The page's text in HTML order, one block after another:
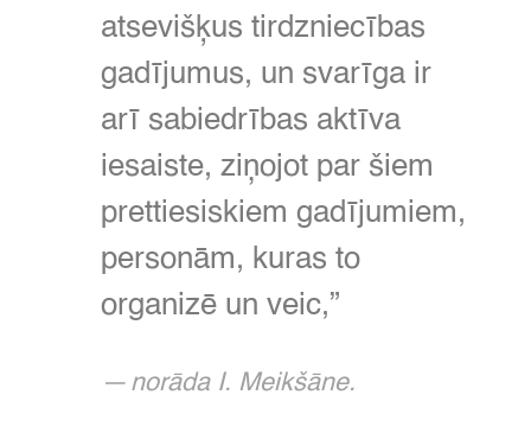
atsevišķus tirdzniecības
gadījumus, un svarīga ir
arī sabiedrības aktīva
iesaiste, ziņojot par šiem
prettiesiskiem gadījumiem,
personām, kuras to
organizē un veic,”
norāda I. Meikšāne.